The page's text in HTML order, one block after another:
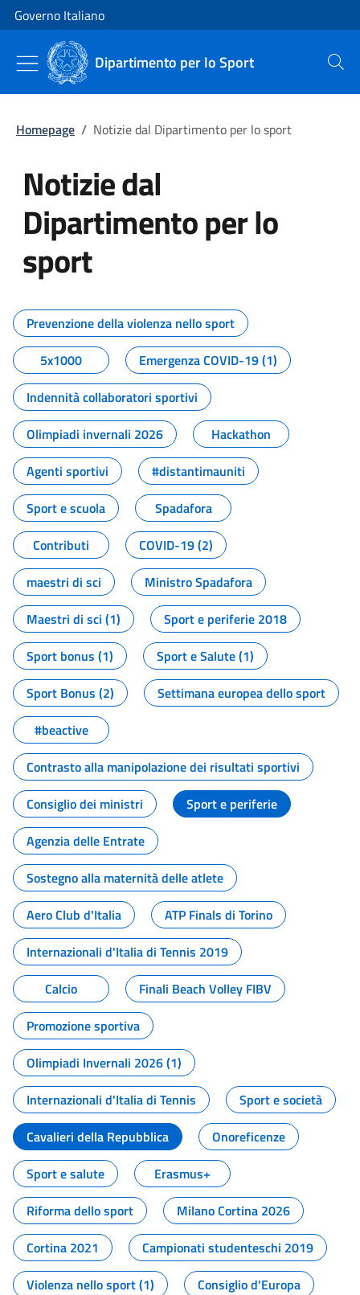
Vai al contenuto
Vai alla navigazione del sito
Governo Italiano
Dipartimento per lo Sport Cerca
Homepage / Notizie dal Dipartimento per lo sport
Notizie dal
Dipartimento per lo
sport
Tutti i contenuti della pagina
Prevenzione della violenza nello sport
5x1000
Emergenza COVID-19 (1)
Indennità collaboratori sportivi
Olimpiadi invernali 2026
Hackathon
Agenti sportivi
#distantimauniti
Sport e scuola
Spadafora
Contributi
COVID-19 (2)
maestri di sci
Ministro Spadafora
Maestri di sci (1)
Sport e periferie 2018
Sport bonus (1)
Sport e Salute (1)
Sport Bonus (2)
Settimana europea dello sport
#beactive
Contrasto alla manipolazione dei risultati sportivi
Consiglio dei ministri
Sport e periferie
Agenzia delle Entrate
Sostegno alla maternità delle atlete
Aero Club d'Italia
ATP Finals di Torino
Internazionali d'Italia di Tennis 2019
Calcio
Finali Beach Volley FIBV
Promozione sportiva
Olimpiadi Invernali 2026 (1)
Internazionali d'Italia di Tennis
Sport e società
Cavalieri della Repubblica
Onoreficenze
Sport e salute
Erasmus+
Riforma dello sport
Milano Cortina 2026
Cortina 2021
Campionati studenteschi 2019
Violenza nello sport (1)
Consiglio d'Europa